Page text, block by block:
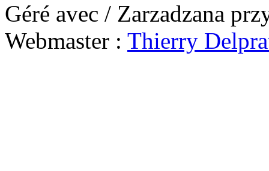
Géré avec / Zarzadzana
Webmaster : Thierry